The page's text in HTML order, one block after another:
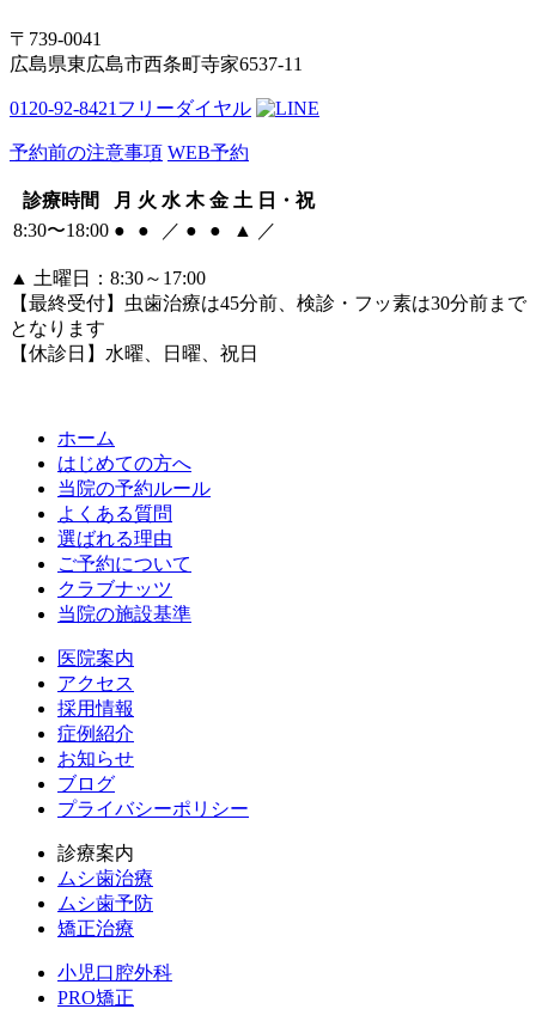
〒739-0041
広島県東広島市西条町寺家6537-11
0120-92-8421 フリーダイヤル
予約前の注意事項 WEB予約
診療時間 月 火 水 木 金 土 日・祝
8:30〜18:00 ● ● ／ ● ● ▲ ／
▲ 土曜日：8:30～17:00
【最終受付】虫歯治療は45分前、検診・フッ素は30分前まで
となります
【休診日】水曜、日曜、祝日
ホーム
はじめての方へ
当院の予約ルール
よくある質問
選ばれる理由
ご予約について
クラブナッツ
当院の施設基準
医院案内
アクセス
採用情報
症例紹介
お知らせ
ブログ
プライバシーポリシー
診療案内
ムシ歯治療
ムシ歯予防
矯正治療
小児口腔外科
PRO矯正